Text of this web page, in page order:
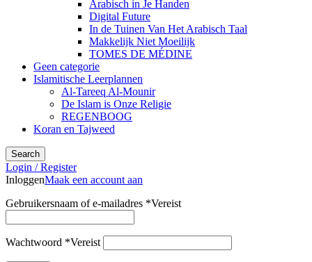
Arabisch in Je Handen
Digital Future
In de Tuinen Van Het Arabisch Taal
Makkelijk Niet Moeilijk
TOMES DE MÉDINE
Geen categorie
Islamitische Leerplannen
Al-Tareeq Al-Mounir
De Islam is Onze Religie
REGENBOOG
Koran en Tajweed
Search
Login / Register
InloggenMaak een account aan
Gebruikersnaam of e-mailadres *Vereist
Wachtwoord *Vereist